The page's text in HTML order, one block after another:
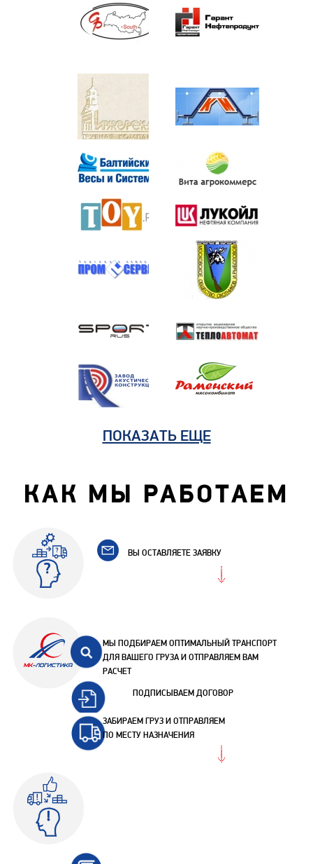
ПОКАЗАТЬ ЕЩЕ
КАК МЫ РАБОТАЕМ
ВЫ ОСТАВЛЯЕТЕ ЗАЯВКУ
МЫ ПОДБИРАЕМ ОПТИМАЛЬНЫЙ ТРАНСПОРТ
ДЛЯ ВАШЕГО ГРУЗА И ОТПРАВЛЯЕМ ВАМ
РАСЧЕТ
ПОДПИСЫВАЕМ ДОГОВОР
ЗАБИРАЕМ ГРУЗ И ОТПРАВЛЯЕМ
ПО МЕСТУ НАЗНАЧЕНИЯ